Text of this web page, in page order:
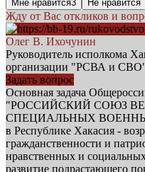
Мне нравится3 Не нравится
Жду от Вас откликов и
Олег В. Ихочунин
Руководитель исполкома
организации "РСВА и
Задать вопрос
Основная задача
"РОССИЙСКИЙ СОЮЗ
СПЕЦИАЛЬНЫХ
в Республике Хакасия -
гражданственности и
нравственных и
развитие подрастающего